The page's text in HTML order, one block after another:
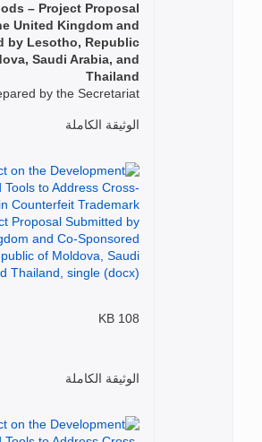
– Project Proposal
United Kingdom and
by Lesotho, Republic
Saudi Arabia, and
Thailand
by the Secretariat
الوثيقة الكاملة
108 KB
الوثيقة الكاملة